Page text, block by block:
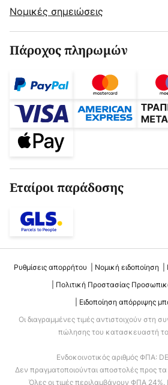
Νομικές σημειώσεις
Πάροχος πληρωμών
Εταίροι παράδοσης
Ρυθμίσεις απορρήτου Νομική ειδοποίηση
Πολιτική Προστασίας
Ειδοποίηση απόρριψης
Οι διαγραμμένες τιμές αντιστοιχούν στη
πώλησης του κατασκευαστή
Ενδοκοινοτικός αριθμός ΦΠΑ:
Δεν πραγματοποιούνται αποστολές προς τα
Όλες οι τιμές περιλαμβάνουν ΦΠΑ 24%.